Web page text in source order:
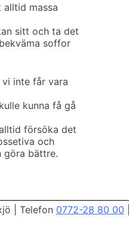
alltid massa
sitt och ta det
soffor
inte får vara
kunna få gå
försöka det
och
göra bättre.
Telefon 0772-28 80 00